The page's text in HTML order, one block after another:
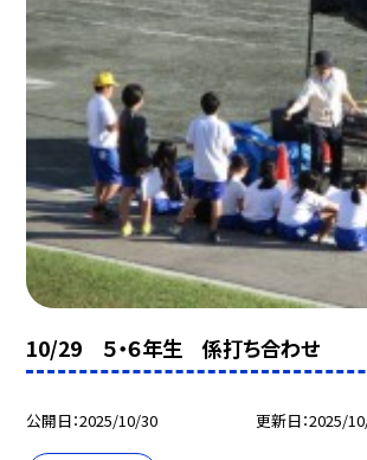
10/29 ５・６年生 係打ち合わせ
公開日 2025/10/30 更新日 2025/